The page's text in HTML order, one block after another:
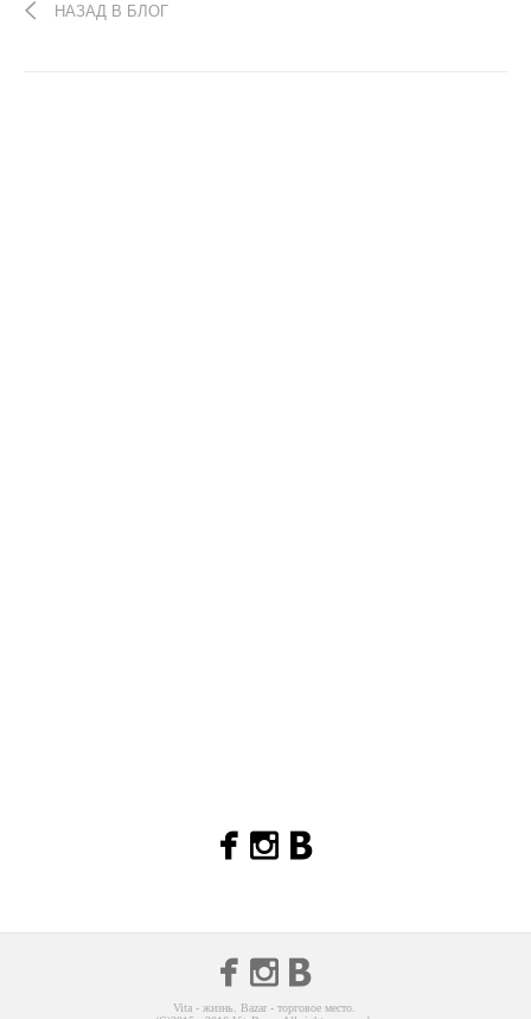
НАЗАД В БЛОГ
Vita - жизнь. Bazar - торговое место.